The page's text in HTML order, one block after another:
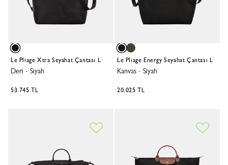
Le Pliage Xtra Seyahat Çantası L
Deri - Siyah
53.745 TL
Le Pliage Energy Seyahat Çantası L
Kanvas - Siyah
20.025 TL